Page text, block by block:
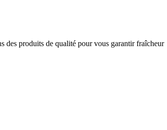
des produits de qualité pour vous garantir fraîcheur